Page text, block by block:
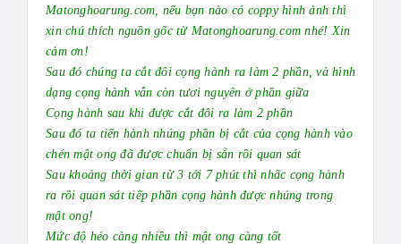
Matonghoarung.com, nếu bạn nào có coppy hình ảnh thì
xin chú thích nguồn gốc từ Matonghoarung.com nhé! Xin
cảm ơn!
Sau đó chúng ta cắt đôi cọng hành ra làm 2 phần, và hình
dạng cọng hành vẫn còn tươi nguyên ở phần giữa
Cọng hành sau khi được cắt đôi ra làm 2 phần
Sau đó ta tiến hành nhúng phần bị cắt của cọng hành vào
chén mật ong đã được chuẩn bị sẵn rồi quan sát
Sau khoảng thời gian từ 3 tới 7 phút thì nhấc cọng hành
ra rồi quan sát tiếp phần cọng hành được nhúng trong
mật ong!
Mức độ héo càng nhiều thì mật ong càng tốt